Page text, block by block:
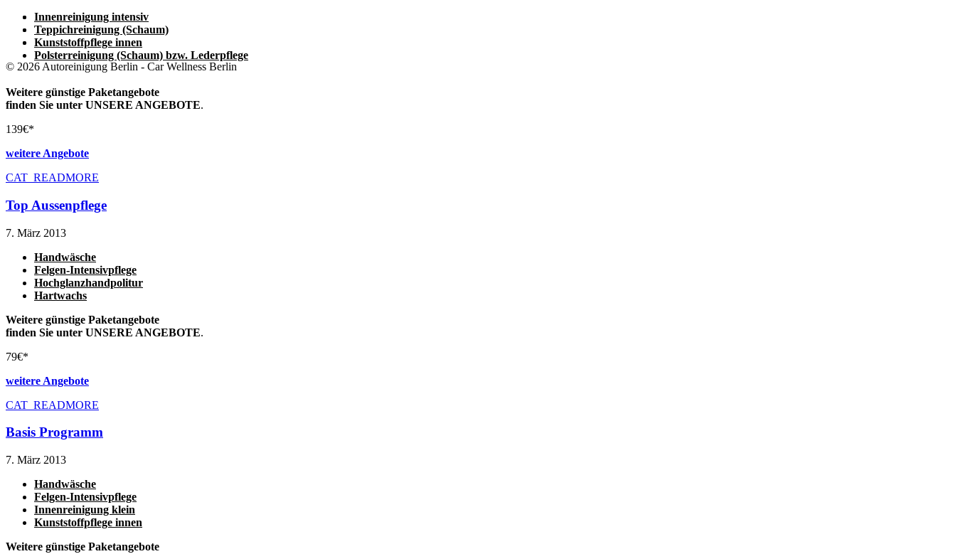
Innenreinigung intensiv
Teppichreinigung (Schaum)
Kunststoffpflege innen
Polsterreinigung (Schaum) bzw. Lederpflege
Weitere günstige Paketangebote
finden Sie unter UNSERE ANGEBOTE.
139€*
weitere Angebote
CAT_READMORE
Top Aussenpflege
7. März 2013
Handwäsche
Felgen-Intensivpflege
Hochglanzhandpolitur
Hartwachs
Weitere günstige Paketangebote
finden Sie unter UNSERE ANGEBOTE.
79€*
weitere Angebote
CAT_READMORE
Basis Programm
7. März 2013
Handwäsche
Felgen-Intensivpflege
Innenreinigung klein
Kunststoffpflege innen
Weitere günstige Paketangebote
© 2026 Autoreinigung Berlin - Car Wellness Berlin